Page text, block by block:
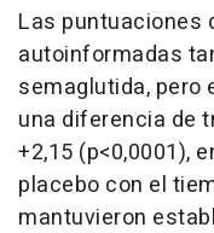
Las puntuaciones
autoinformadas
semaglutida, pero
una diferencia de
+2,15 (p<0,0001),
placebo con el
mantuvieron